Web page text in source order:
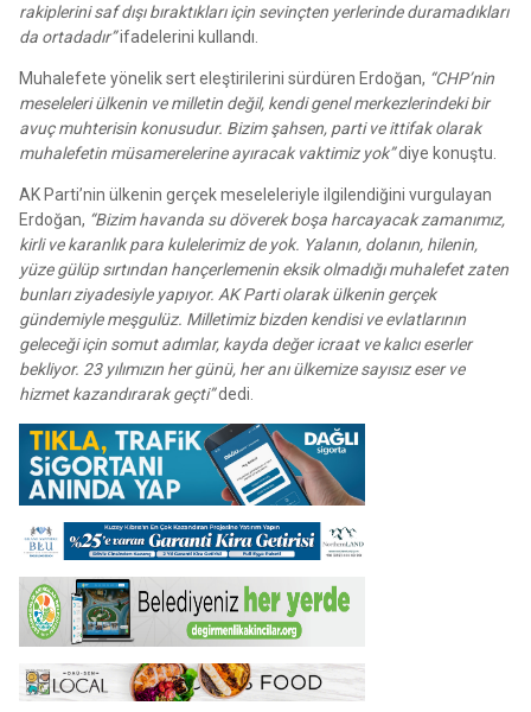
rakiplerini saf dışı bıraktıkları için sevinçten yerlerinde duramadıkları
da ortadadır”ifadelerini kullandı.
Muhalefete yönelik sert eleştirilerini sürdüren Erdoğan, “CHP’nin
meseleleri ülkenin ve milletin değil, kendi genel merkezlerindeki bir
avuç muhterisin konusudur. Bizim şahsen, parti ve ittifak olarak
muhalefetin müsamerelerine ayıracak vaktimiz yok”diye konuştu.
AK Parti’nin ülkenin gerçek meseleleriyle ilgilendiğini vurgulayan
Erdoğan, “Bizim havanda su döverek boşa harcayacak zamanımız,
kirli ve karanlık para kulelerimiz de yok. Yalanın, dolanın, hilenin,
yüze gülüp sırtından hançerlemenin eksik olmadığı muhalefet zaten
bunları ziyadesiyle yapıyor. AK Parti olarak ülkenin gerçek
gündemiyle meşgulüz. Milletimiz bizden kendisi ve evlatlarının
geleceği için somut adımlar, kayda değer icraat ve kalıcı eserler
bekliyor. 23 yılımızın her günü, her anı ülkemize sayısız eser ve
hizmet kazandırarak geçti”dedi.